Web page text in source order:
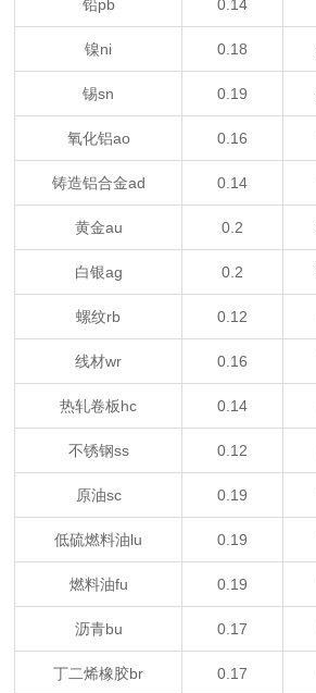
铅pb 0.14
镍ni 0.18
锡sn 0.19
氧化铝ao 0.16
铸造铝合金ad 0.14
黄金au 0.2
白银ag 0.2
螺纹rb 0.12
线材wr 0.16
热轧卷板hc 0.14
不锈钢ss 0.12
原油sc 0.19
低硫燃料油lu 0.19
燃料油fu 0.19
沥青bu 0.17
丁二烯橡胶br 0.17